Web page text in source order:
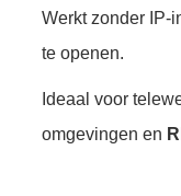
Werkt zonder IP-
te openen.
Ideaal voor
omgevingen en